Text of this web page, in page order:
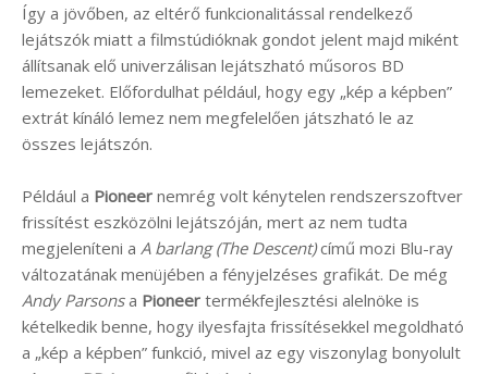
Így a jövőben, az eltérő funkcionalitással rendelkező
lejátszók miatt a filmstúdióknak gondot jelent majd miként
állítsanak elő univerzálisan lejátszható műsoros BD
lemezeket. Előfordulhat például, hogy egy „kép a képben”
extrát kínáló lemez nem megfelelően játszható le az
összes lejátszón.
Például a Pioneer nemrég volt kénytelen rendszerszoftver
frissítést eszközölni lejátszóján, mert az nem tudta
megjeleníteni a A barlang (The Descent)című mozi Blu-ray
változatának menüjében a fényjelzéses grafikát. De még
Andy Parsonsa Pioneer termékfejlesztési alelnöke is
kételkedik benne, hogy ilyesfajta frissítésekkel megoldható
a „kép a képben” funkció, mivel az egy viszonylag bonyolult